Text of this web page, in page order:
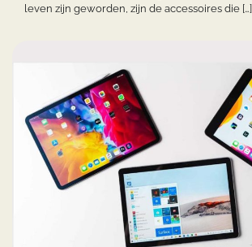
leven zijn geworden, zijn de accessoires die […]